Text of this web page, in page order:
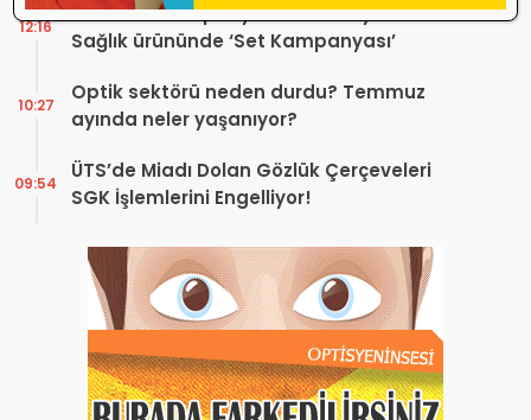
TİTCK Bu Kampanyalara Dur Diyecek mi?
Sağlık ürününde ‘Set Kampanyası’
12:16
Optik sektörü neden durdu? Temmuz
ayında neler yaşanıyor?
10:27
ÜTS’de Miadı Dolan Gözlük Çerçeveleri
SGK İşlemlerini Engelliyor!
09:54